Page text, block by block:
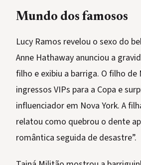
Mundo dos famosos
Lucy Ramos revelou o sexo do
Anne Hathaway anunciou a
filho e exibiu a barriga. O filho de
ingressos VIPs para a Copa e
influenciador em Nova York. A
relatou como quebrou o dente
romântica seguida de desastre”.